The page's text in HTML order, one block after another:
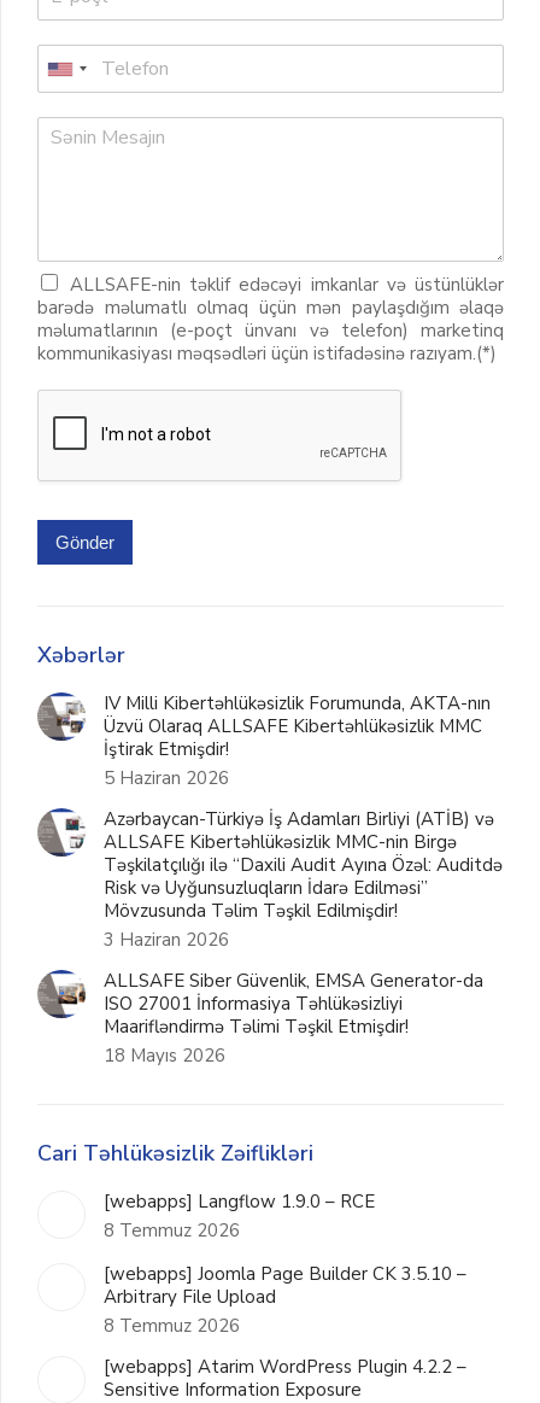
ALLSAFE-nin təklif edəcəyi imkanlar və üstünlüklər
barədə məlumatlı olmaq üçün mən paylaşdığım əlaqə
məlumatlarının (e-poçt ünvanı və telefon) marketinq
kommunikasiyası məqsədləri üçün istifadəsinə razıyam.(*)
Gönder
Xəbərlər
IV Milli Kibertəhlükəsizlik Forumunda, AKTA-nın
Üzvü Olaraq ALLSAFE Kibertəhlükəsizlik MMC
İştirak Etmişdir!
5 Haziran 2026
Azərbaycan-Türkiyə İş Adamları Birliyi (ATİB) və
ALLSAFE Kibertəhlükəsizlik MMC-nin Birgə
Təşkilatçılığı ilə “Daxili Audit Ayına Özəl: Auditdə
Risk və Uyğunsuzluqların İdarə Edilməsi”
Mövzusunda Təlim Təşkil Edilmişdir!
3 Haziran 2026
ALLSAFE Siber Güvenlik, EMSA Generator-da
ISO 27001 İnformasiya Təhlükəsizliyi
Maarifləndirmə Təlimi Təşkil Etmişdir!
18 Mayıs 2026
Cari Təhlükəsizlik Zəiflikləri
[webapps] Langflow 1.9.0 – RCE
8 Temmuz 2026
[webapps] Joomla Page Builder CK 3.5.10 –
Arbitrary File Upload
8 Temmuz 2026
[webapps] Atarim WordPress Plugin 4.2.2 –
Sensitive Information Exposure